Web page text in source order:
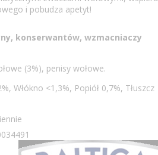
i pobudza apetyt!
konserwantów, wzmacniaczy
(3%), penisy wołowe.
Włókno <1,3%, Popiół 0,7%, Tłuszcz